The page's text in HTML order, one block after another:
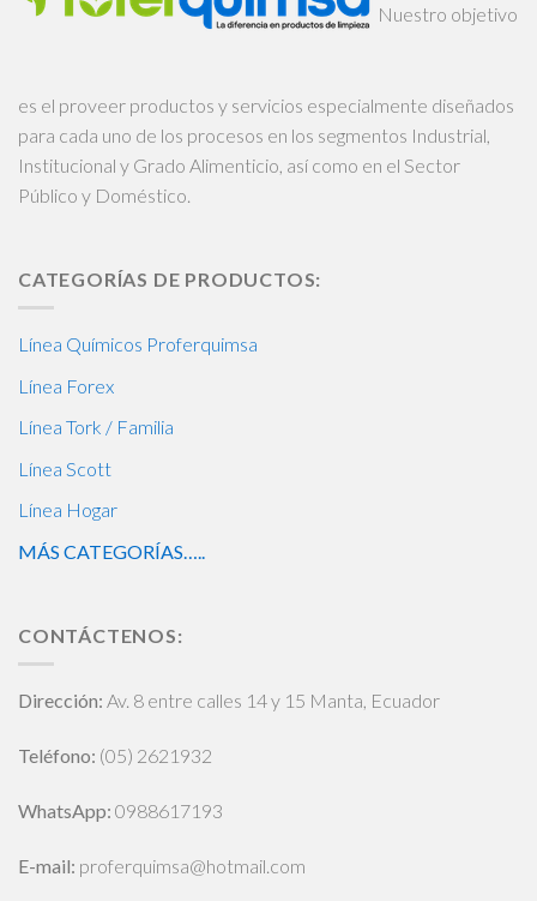
Nuestro objetivo
es el proveer productos y servicios especialmente diseñados
para cada uno de los procesos en los segmentos Industrial,
Institucional y Grado Alimenticio, así como en el Sector
Público y Doméstico.
CATEGORÍAS DE PRODUCTOS:
Línea Químicos Proferquimsa
Línea Forex
Línea Tork / Familia
Línea Scott
Línea Hogar
MÁS CATEGORÍAS…..
CONTÁCTENOS:
Dirección: Av. 8 entre calles 14 y 15 Manta, Ecuador
Teléfono: (05) 2621932
WhatsApp: 0988617193
E-mail: proferquimsa@hotmail.com